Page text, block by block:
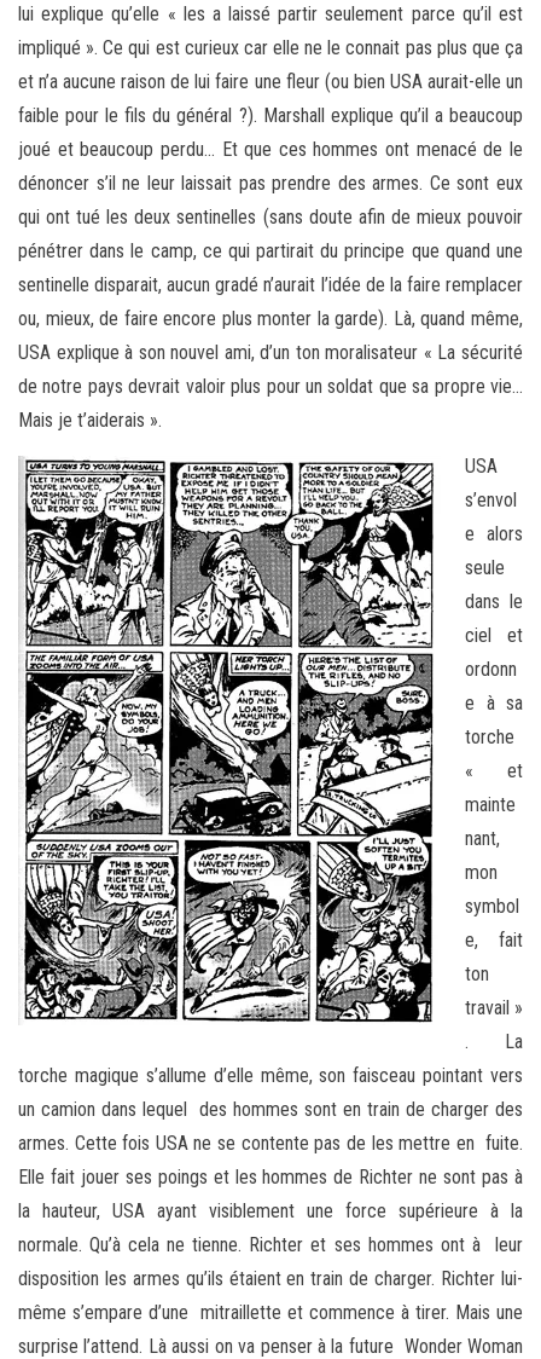
lui explique qu’elle « les a laissé partir seulement parce qu’il est
impliqué ». Ce qui est curieux car elle ne le connait pas plus que ça
et n’a aucune raison de lui faire une fleur (ou bien USA aurait-elle un
faible pour le fils du général ?). Marshall explique qu’il a beaucoup
joué et beaucoup perdu… Et que ces hommes ont menacé de le
dénoncer s’il ne leur laissait pas prendre des armes. Ce sont eux
qui ont tué les deux sentinelles (sans doute afin de mieux pouvoir
pénétrer dans le camp, ce qui partirait du principe que quand une
sentinelle disparait, aucun gradé n’aurait l’idée de la faire remplacer
ou, mieux, de faire encore plus monter la garde). Là, quand même,
USA explique à son nouvel ami, d’un ton moralisateur « La sécurité
de notre pays devrait valoir plus pour un soldat que sa propre vie…
Mais je t’aiderais ».
USA
s’envol
e alors
seule
dans le
ciel et
ordonn
e à sa
torche
« et
mainte
nant,
mon
symbol
e, fait
ton
travail »
. La
torche magique s’allume d’elle même, son faisceau pointant vers
un camion dans lequel des hommes sont en train de charger des
armes. Cette fois USA ne se contente pas de les mettre en fuite.
Elle fait jouer ses poings et les hommes de Richter ne sont pas à
la hauteur, USA ayant visiblement une force supérieure à la
normale. Qu’à cela ne tienne. Richter et ses hommes ont à leur
disposition les armes qu’ils étaient en train de charger. Richter lui-
même s’empare d’une mitraillette et commence à tirer. Mais une
surprise l’attend. Là aussi on va penser à la future Wonder Woman